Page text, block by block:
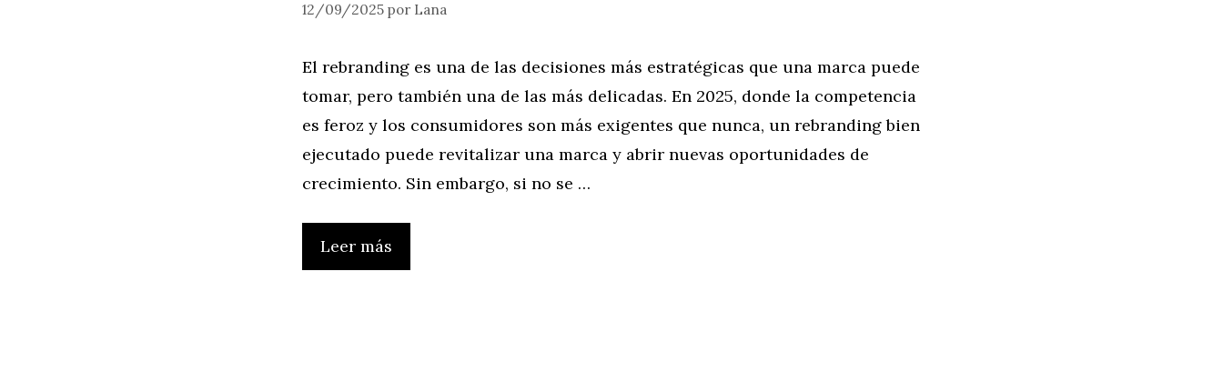
12/09/2025 por Lana
El rebranding es una de las decisiones más estratégicas que una marca puede
tomar, pero también una de las más delicadas. En 2025, donde la competencia
es feroz y los consumidores son más exigentes que nunca, un rebranding bien
ejecutado puede revitalizar una marca y abrir nuevas oportunidades de
crecimiento. Sin embargo, si no se …
Leer más